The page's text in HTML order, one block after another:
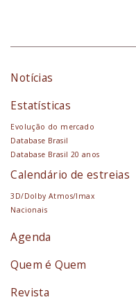
Notícias
Estatísticas
Evolução do mercado
Database Brasil
Database Brasil 20 anos
Calendário de estreias
3D/Dolby Atmos/Imax
Nacionais
Agenda
Quem é Quem
Revista